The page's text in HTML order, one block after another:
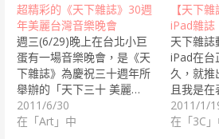
超精彩的《天下雜誌》30週
年美麗台灣音樂晚會
週三(6/29)晚上在台北小巨
蛋有一場音樂晚會，是《天
下雜誌》為慶祝三十週年所
舉辦的「天下三十 美麗…
2011/6/30
在「Art」中
【天下
iPad雜誌
天下雜誌
iPad在台
久，就推
且我是
2011/1/
在「3C